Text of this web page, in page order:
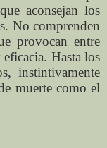
aconsejan los
No comprenden
provocan entre
eficacia. Hasta los
instintivamente
muerte como el